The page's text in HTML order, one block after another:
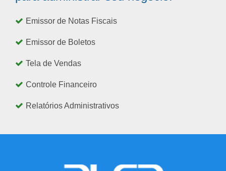
Emissor de Notas Fiscais
Emissor de Boletos
Tela de Vendas
Controle Financeiro
Relatórios Administrativos